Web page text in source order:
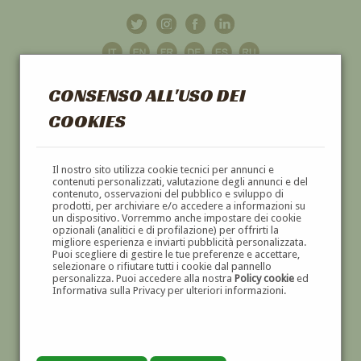
CONSENSO ALL'USO DEI
COOKIES
Il nostro sito utilizza cookie tecnici per annunci e
contenuti personalizzati, valutazione degli annunci e del
contenuto, osservazioni del pubblico e sviluppo di
prodotti, per archiviare e/o accedere a informazioni su
un dispositivo. Vorremmo anche impostare dei cookie
opzionali (analitici e di profilazione) per offrirti la
migliore esperienza e inviarti pubblicità personalizzata.
Puoi scegliere di gestire le tue preferenze e accettare,
selezionare o rifiutare tutti i cookie dal pannello
personalizza. Puoi accedere alla nostra Policy cookieed
Informativa sulla Privacy per ulteriori informazioni.
GALLERIAD'ARTE
DIPINTI E SCULTURE '800 E '900